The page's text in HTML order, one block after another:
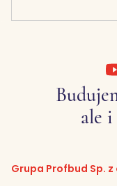
ale
Grupa Profbud Sp. z